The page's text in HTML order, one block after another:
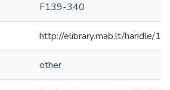
F139-340
http://elibrary.mab.lt/handle/1/
other